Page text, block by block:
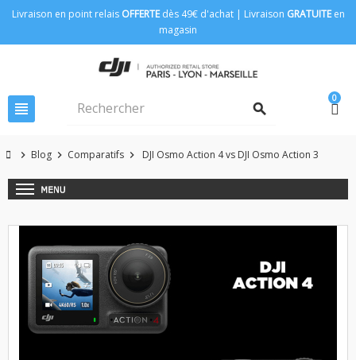
Livraison en point relais OFFERTEdès 49€ d'achat | Livraison GRATUITEen
magasin
view_headline search
0
chevron_right Blog chevron_right Comparatifs chevron_right DJI Osmo Action 4 vs DJI Osmo Action 3